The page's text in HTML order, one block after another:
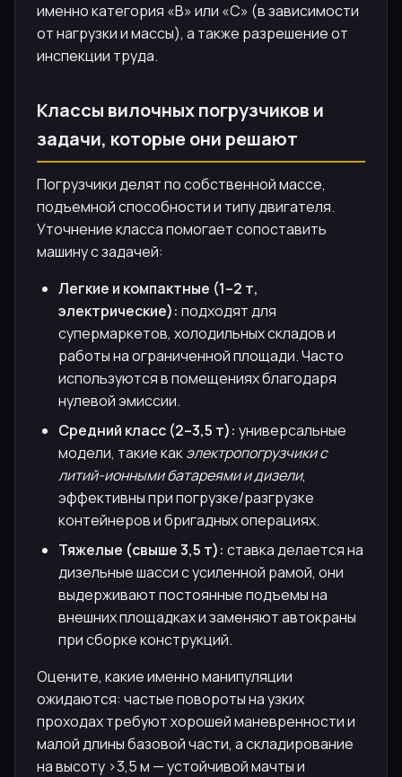
именно категория «B» или «C» (в зависимости
от нагрузки и массы), а также разрешение от
инспекции труда.
Классы вилочных погрузчиков и
задачи, которые они решают
Погрузчики делят по собственной массе,
подъемной способности и типу двигателя.
Уточнение класса помогает сопоставить
машину с задачей:
Легкие и компактные (1–2 т,
электрические): подходят для
супермаркетов, холодильных складов и
работы на ограниченной площади. Часто
используются в помещениях благодаря
нулевой эмиссии.
Средний класс (2–3,5 т): универсальные
модели, такие какэлектропогрузчики с
литий-ионными батареями и дизели,
эффективны при погрузке/разгрузке
контейнеров и бригадных операциях.
Тяжелые (свыше 3,5 т): ставка делается на
дизельные шасси с усиленной рамой, они
выдерживают постоянные подъемы на
внешних площадках и заменяют автокраны
при сборке конструкций.
Оцените, какие именно манипуляции
ожидаются: частые повороты на узких
проходах требуют хорошей маневренности и
малой длины базовой части, а складирование
на высоту >3,5 м — устойчивой мачты и